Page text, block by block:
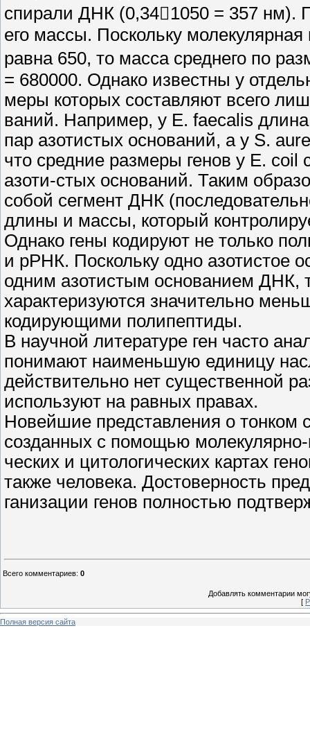
спирали ДНК (0,341050 = 357 нм).
его массы. Поскольку
равна 650, то масса среднего по
= 680000. Однако известны у
меры которых составляют всего
ваний. Например, у Е. faecalis длина
пар азотистых оснований, а у S.
что средние размеры генов у Е. coil
азоти-стых оснований. Таким
собой сегмент ДНК
длины и массы, который
Однако гены кодируют не только
и рРНК. Поскольку одно азотистое
одним азотистым основанием
характеризуются значительно
кодирующими полипептиды.
В научной литературе ген часто
понимают наименьшую единицу
действительно нет существенной
используют на равных правах.
Новейшие представления о тонком
созданных с помощью молекулярно-
ческих и цитологических картах
также человека. Достоверность
ганизации генов полностью
Всего комментариев: 0
Добавлять комментарии
[
Полная версия сайта